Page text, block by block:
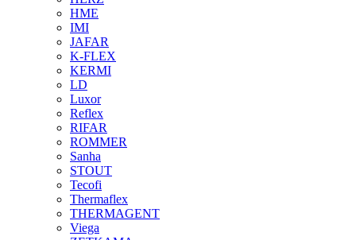
HME
IMI
JAFAR
K-FLEX
KERMI
LD
Luxor
Reflex
RIFAR
ROMMER
Sanha
STOUT
Tecofi
Thermaflex
THERMAGENT
Viega